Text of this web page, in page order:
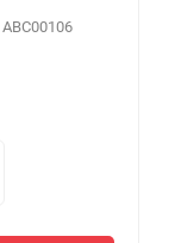
ABC00106